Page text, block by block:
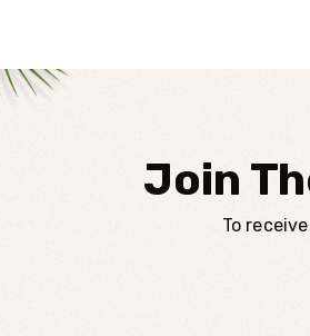
Join
To